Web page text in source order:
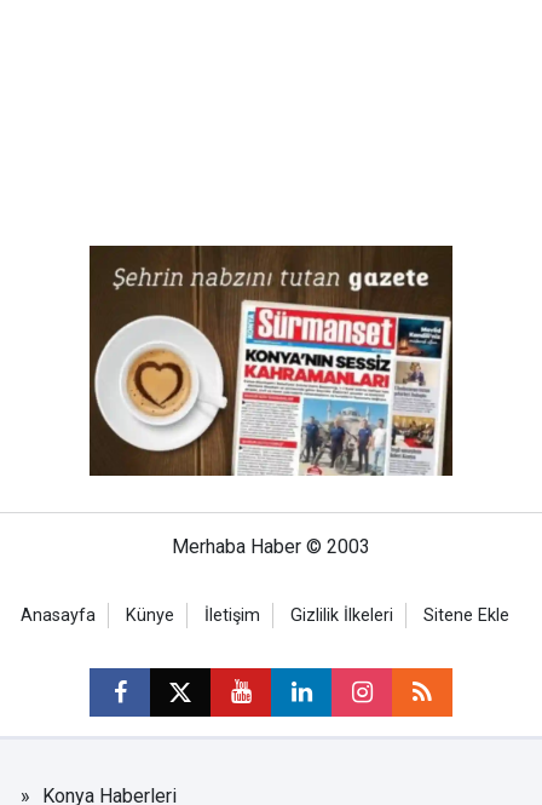
Merhaba Haber © 2003
Anasayfa Künye İletişim Gizlilik İlkeleri Sitene Ekle
Konya Haberleri